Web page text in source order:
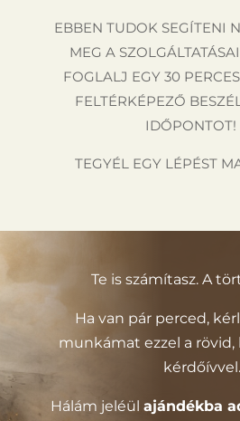
EBBEN TUDOK SEGÍTENI
MEG A
FOGLALJ EGY 30
FELTÉRKÉPEZŐ
IDŐPONTOT!
TEGYÉL EGY LÉPÉST
Te is számítasz. A
Ha van pár perced,
munkámat ezzel a rövid,
kérdőívvel.
Hálám jeléül ajándékba